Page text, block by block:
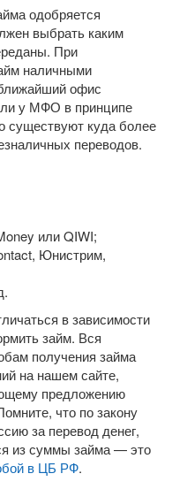
одобряется
выбрать каким
При
наличными
офис
у МФО в принципе
существуют куда более
переводов.
или QIWI;
Юнистрим,
в зависимости
займ. Вся
получения займа
на нашем сайте,
предложению
что по закону
за перевод денег,
из суммы займа — это
в ЦБ РФ.